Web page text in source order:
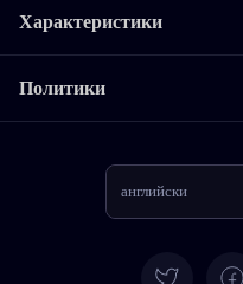
Характеристики
Политики
английски